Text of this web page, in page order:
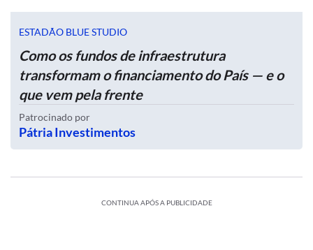
ESTADÃO BLUE STUDIO
Como os fundos de infraestrutura
transformam o financiamento do País — e o
que vem pela frente
Patrocinado por
Pátria Investimentos
CONTINUA APÓS A PUBLICIDADE